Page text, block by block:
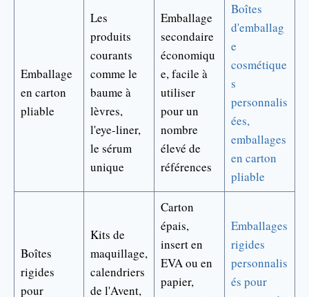
Emballage
en carton
pliable
Les
produits
courants
comme le
baume à
lèvres,
l'eye-liner,
le sérum
unique
Emballage
secondaire
économiqu
e, facile à
utiliser
pour un
nombre
élevé de
références
Boîtes
d'emballag
e
cosmétique
s
personnalis
ées,
emballages
en carton
pliable
Boîtes
rigides
pour
Kits de
maquillage,
calendriers
de l'Avent,
Carton
épais,
insert en
EVA ou en
papier,
Emballages
rigides
personnalis
és pour